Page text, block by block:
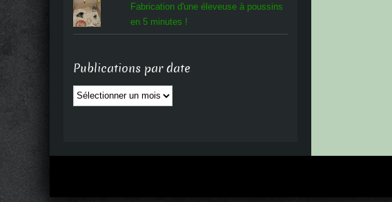
Fabrication d'une éleveuse à poussins
en 5 minutes !
Publications par date
Publications
par